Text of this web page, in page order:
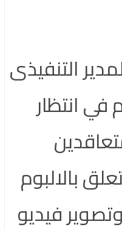
التنفيذى
في انتظار
بالالبوم
فيديو